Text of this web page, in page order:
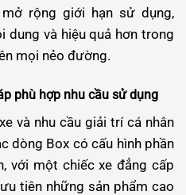
rộng giới hạn sử dụng,
dung và hiệu quả hơn trong
mọi nẻo đường.
phù hợp nhu cầu sử dụng
và nhu cầu giải trí cá nhân
dòng Box có cấu hình phần
với một chiếc xe đẳng cấp
tiên những sản phẩm cao